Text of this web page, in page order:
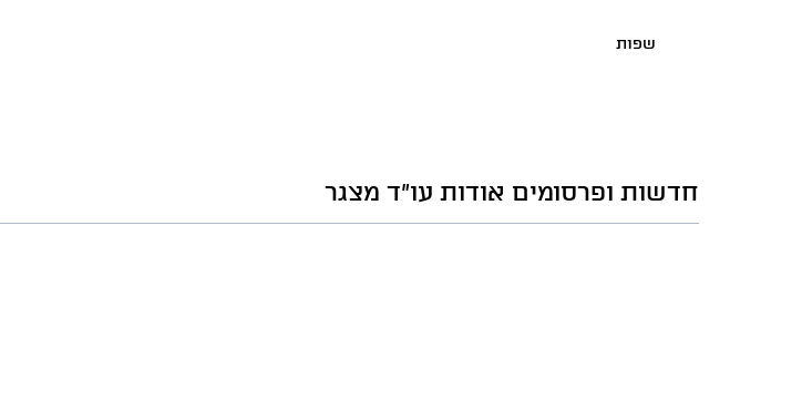
שפות
חדשות ופרסומים אודות עו"ד מצגר